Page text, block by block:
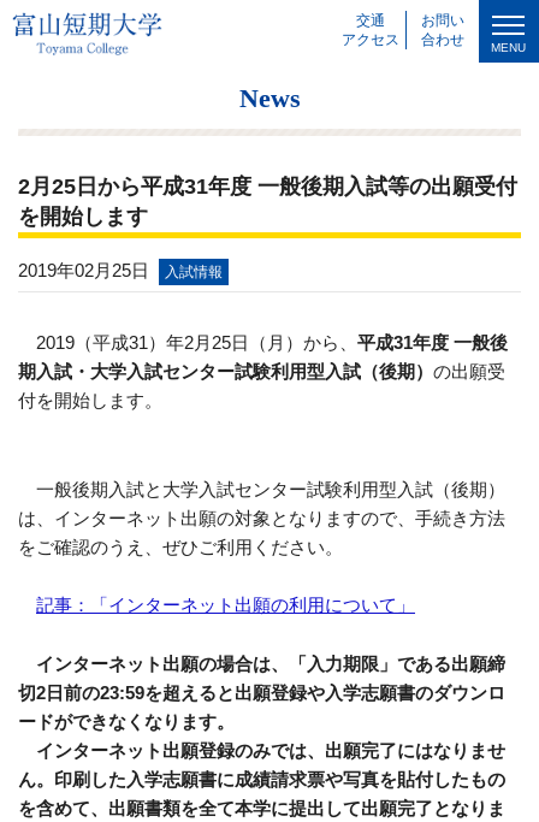
交通
アクセス
お問い
合わせ
MENU
News
2月25日から平成31年度 一般後期入試等の出願受付
を開始します
2019年02月25日 入試情報
2019（平成31）年2月25日（月）から、 平成31年度 一般後
期入試・大学入試センター試験利用型入試（後期） の出願受
付を開始します。
一般後期入試と大学入試センター試験利用型入試（後期）
は、インターネット出願の対象となりますので、手続き方法
をご確認のうえ、ぜひご利用ください。
記事：「インターネット出願の利用について」
インターネット出願の場合は、「入力期限」である出願締
切2日前の23:59を超えると出願登録や入学志願書のダウンロ
ードができなくなります。
インターネット出願登録のみでは、出願完了にはなりませ
ん。印刷した入学志願書に成績請求票や写真を貼付したもの
を含めて、出願書類を全て本学に提出して出願完了となりま